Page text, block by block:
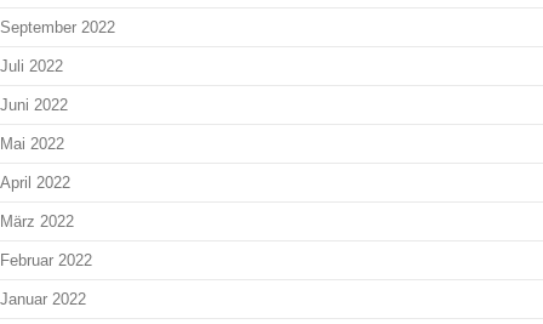
September 2022
Juli 2022
Juni 2022
Mai 2022
April 2022
März 2022
Februar 2022
Januar 2022